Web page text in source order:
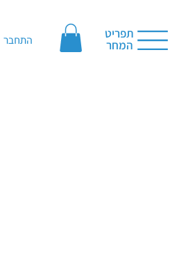
התחבר תפריט
המחר